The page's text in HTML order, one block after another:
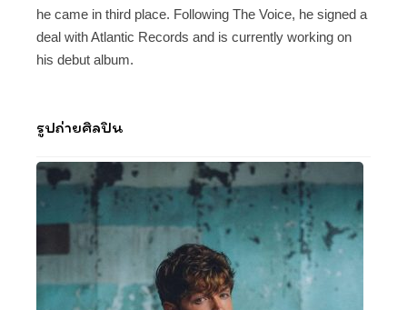
he came in third place. Following The Voice, he signed a
deal with Atlantic Records and is currently working on
his debut album.
รูปถ่ายศิลปิน